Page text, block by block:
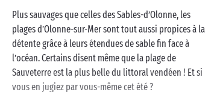
à très vite en Vendée !
Plus sauvages que celles des Sables-d’Olonne, les
plages d’Olonne-sur-Mer sont tout aussi propices à la
détente grâce à leurs étendues de sable fin face à
l’océan. Certains disent même que la plage de
Sauveterre est la plus belle du littoral vendéen ! Et si
vous en jugiez par vous-même cet été ?